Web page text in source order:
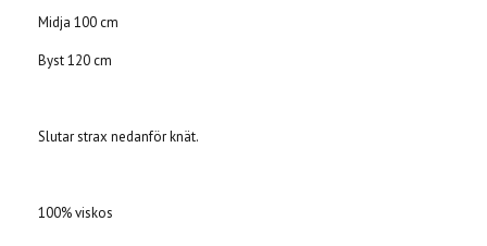
Midja 100 cm
Byst 120 cm
Slutar strax nedanför knät.
100% viskos